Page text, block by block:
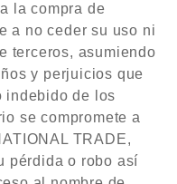
la compra de
a no ceder su uso ni
terceros, asumiendo
y perjuicios que
indebido de los
se compromete a
TRADE,
pérdida o robo así